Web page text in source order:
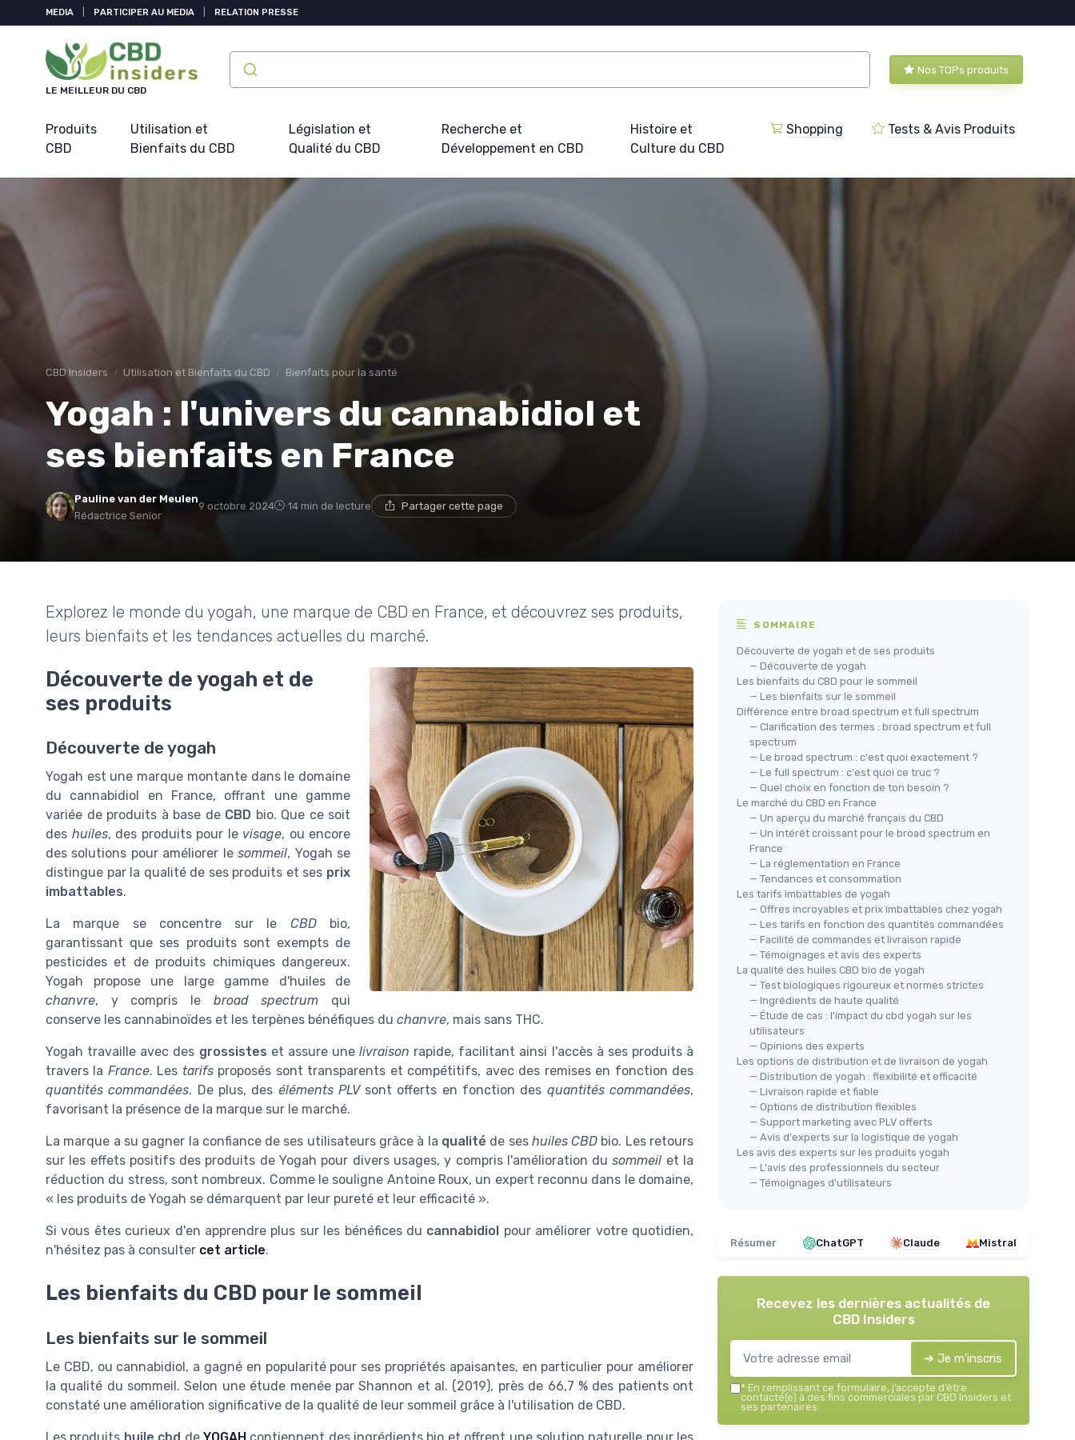
MEDIA PARTICIPER AU MEDIA RELATION PRESSE
LE MEILLEUR DU CBD
Nos TOPs produits
Produits
CBD
Utilisation et
Bienfaits du CBD
Législation et
Qualité du CBD
Recherche et
Développement en CBD
Histoire et
Culture du CBD
Shopping Tests & Avis Produits
CBD Insiders Utilisation et Bienfaits du CBD Bienfaits pour la santé
Yogah : l'univers du cannabidiol et
ses bienfaits en France
Pauline van der Meulen
Rédactrice Senior
9 octobre 2024 14 min de lecture Partager cette page
Explorez le monde du yogah, une marque de CBD en France, et découvrez ses produits,
leurs bienfaits et les tendances actuelles du marché.
Découverte de yogah et de
ses produits
Découverte de yogah
Yogah est une marque montante dans le domaine
du cannabidiol en France, offrant une gamme
variée de produits à base de CBD bio. Que ce soit
des huiles, des produits pour le visage, ou encore
des solutions pour améliorer lesommeil, Yogah se
distingue par la qualité de ses produits et ses prix
imbattables.
La marque se concentre sur le CBDbio,
garantissant que ses produits sont exempts de
pesticides et de produits chimiques dangereux.
Yogah propose une large gamme d'huiles de
chanvre, y compris le broad spectrum qui
conserve les cannabinoïdes et les terpènes bénéfiques du chanvre, mais sans THC.
Yogah travaille avec des grossistes et assure une livraison rapide, facilitant ainsi l'accès à ses produits à
travers la France. Les tarifsproposés sont transparents et compétitifs, avec des remises en fonction des
quantités commandées. De plus, des éléments PLVsont offerts en fonction des quantités commandées,
favorisant la présence de la marque sur le marché.
La marque a su gagner la confiance de ses utilisateurs grâce à la qualité de ses huiles CBD bio. Les retours
sur les effets positifs des produits de Yogah pour divers usages, y compris l'amélioration dusommeil et la
réduction du stress, sont nombreux. Comme le souligne Antoine Roux, un expert reconnu dans le domaine,
« les produits de Yogah se démarquent par leur pureté et leur efficacité ».
Si vous êtes curieux d'en apprendre plus sur les bénéfices du cannabidiol
pour améliorer votre quotidien,
n'hésitez pas à consulter cet article.
Les bienfaits du CBD pour le sommeil
Les bienfaits sur le sommeil
Le CBD, ou cannabidiol, a gagné en popularité pour ses propriétés apaisantes, en particulier pour améliorer
la qualité du sommeil. Selon une étude menée par Shannon et al. (2019), près de 66,7 % des patients ont
constaté une amélioration significative de la qualité de leur sommeil grâce à l'utilisation de CBD.
Les produits huile cbd de YOGAHcontiennent des ingrédients bio et offrent une solution naturelle pour les
SOMMAIRE
Découverte de yogah et de ses produits
— Découverte de yogah
Les bienfaits du CBD pour le sommeil
— Les bienfaits sur le sommeil
Différence entre broad spectrum et full spectrum
— Clarification des termes : broad spectrum et full
spectrum
— Le broad spectrum : c'est quoi exactement ?
— Le full spectrum : c'est quoi ce truc ?
— Quel choix en fonction de ton besoin ?
Le marché du CBD en France
— Un aperçu du marché français du CBD
— Un intérêt croissant pour le broad spectrum en
France
— La réglementation en France
— Tendances et consommation
Les tarifs imbattables de yogah
— Offres incroyables et prix imbattables chez yogah
— Les tarifs en fonction des quantités commandées
— Facilité de commandes et livraison rapide
— Témoignages et avis des experts
La qualité des huiles CBD bio de yogah
— Test biologiques rigoureux et normes strictes
— Ingrédients de haute qualité
— Étude de cas : l'impact du cbd yogah sur les
utilisateurs
— Opinions des experts
Les options de distribution et de livraison de yogah
— Distribution de yogah : flexibilité et efficacité
— Livraison rapide et fiable
— Options de distribution flexibles
— Support marketing avec PLV offerts
— Avis d'experts sur la logistique de yogah
Les avis des experts sur les produits yogah
— L'avis des professionnels du secteur
— Témoignages d'utilisateurs
Résumer ChatGPT Claude Mistral
Recevez les dernières actualités de
CBD Insiders
➔ Je m'inscris
* En remplissant ce formulaire, j’accepte d’être
contacté(e) à des fins commerciales par CBD Insiders et
ses partenaires.
Panneau de gestion des cookies